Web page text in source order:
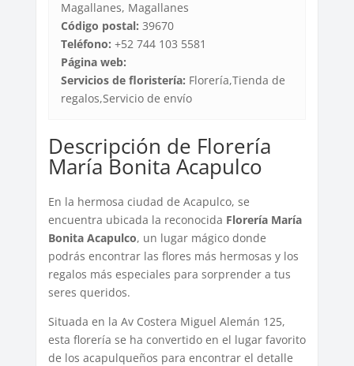
Magallanes, Magallanes
Código postal: 39670
Teléfono: +52 744 103 5581
Página web:
Servicios de floristería: Florería,Tienda de
regalos,Servicio de envío
Descripción de Florería
María Bonita Acapulco
En la hermosa ciudad de Acapulco, se
encuentra ubicada la reconocida Florería María
Bonita Acapulco, un lugar mágico donde
podrás encontrar las flores más hermosas y los
regalos más especiales para sorprender a tus
seres queridos.
Situada en la Av Costera Miguel Alemán 125,
esta florería se ha convertido en el lugar favorito
de los acapulqueños para encontrar el detalle